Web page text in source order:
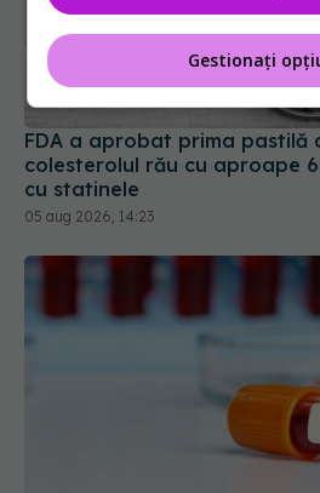
FDA a aprobat prima pastilă
colesterolul rău cu aproape
cu statinele
05 aug 2026, 14:23
Gestionați